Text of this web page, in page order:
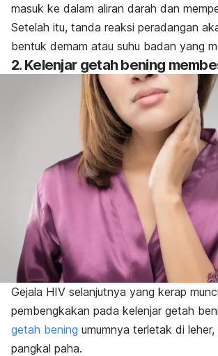
masuk ke dalam aliran darah dan
Setelah itu, tanda reaksi peradangan
bentuk demam atau suhu badan yang
2. Kelenjar getah bening
Gejala HIV selanjutnya yang kerap
pembengkakan pada kelenjar getah
getah bening umumnya terletak di
pangkal paha.